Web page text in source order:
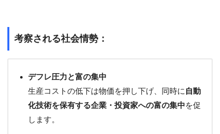
考察される社会情勢：
デフレ圧力と富の集中
生産コストの低下は物価を押し下げ、同時に 自動
化技術を保有する企業・投資家への富の集中を促
します。